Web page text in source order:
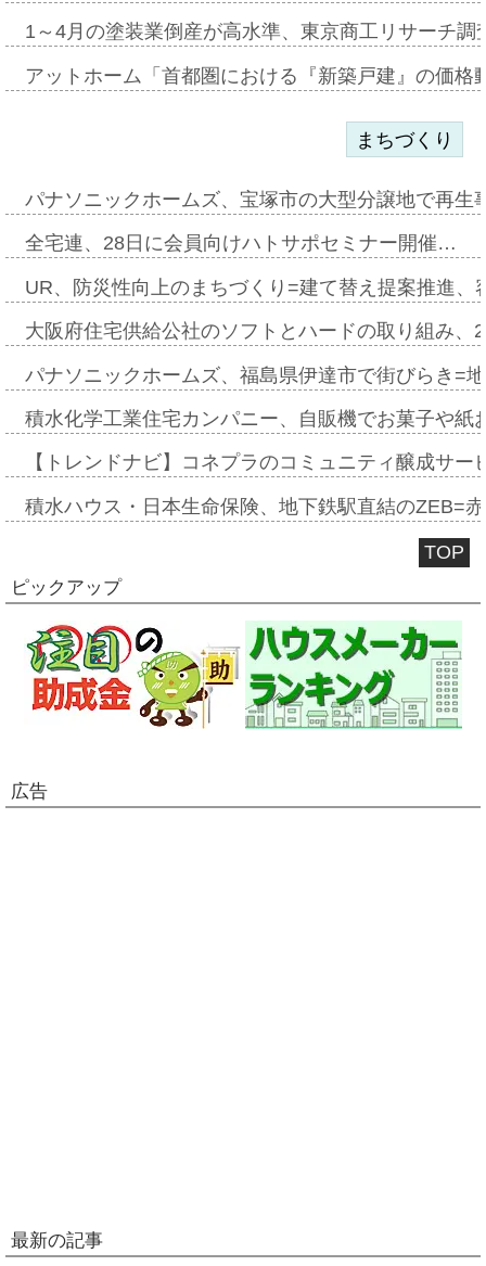
1～4月の塗装業倒産が高水準、東京商工リサーチ
アットホーム「首都圏における『新築戸建』の価
まちづくり
パナソニックホームズ、宝塚市の大型分譲地で再
全宅連、28日に会員向けハトサポセミナー開催…
UR、防災性向上のまちづくり=建て替え提案推進
大阪府住宅供給公社のソフトとハードの取り組み
パナソニックホームズ、福島県伊達市で街びらき=
積水化学工業住宅カンパニー、自販機でお菓子や
【トレンドナビ】コネプラのコミュニティ醸成サ
積水ハウス・日本生命保険、地下鉄駅直結のZEB=
TOP
ピックアップ
広告
最新の記事